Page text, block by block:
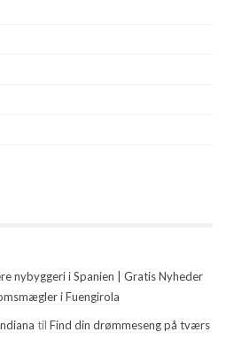
nybyggeri i Spanien | Gratis Nyheder
i Fuengirola
til Find din drømmeseng på tværs